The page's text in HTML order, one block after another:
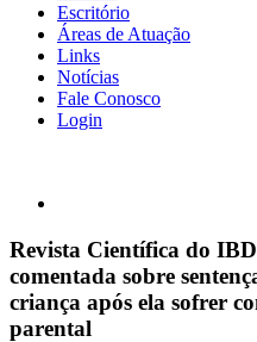
Escritório
Áreas de Atuação
Links
Notícias
Fale Conosco
Login
Image
Revista Científica do
comentada sobre
criança após ela sofrer
parental